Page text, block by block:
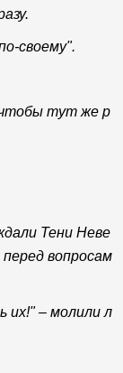
своему".
тут же р
Тени Неве
вопросам
их!" – молили л